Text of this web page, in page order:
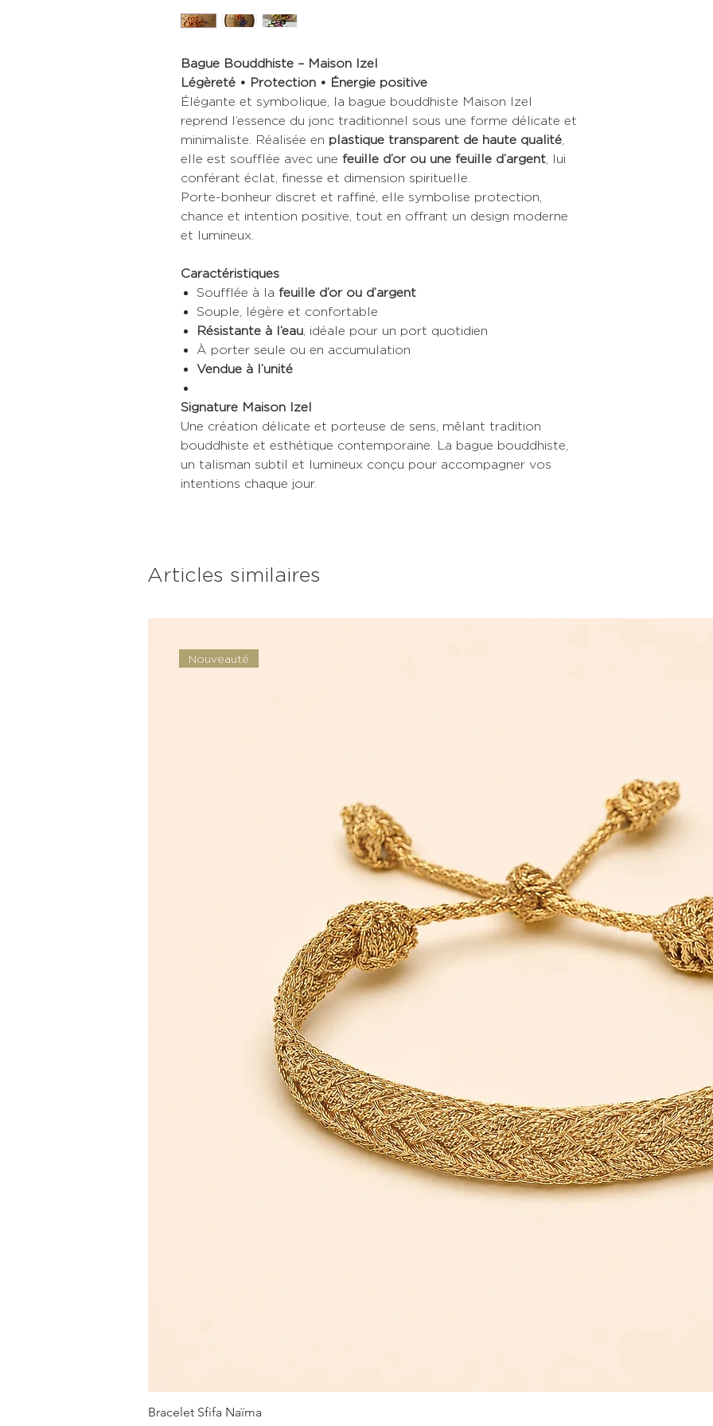
Bague Bouddhiste – Maison Izel
Légèreté • Protection • Énergie positive
Élégante et symbolique, la bague bouddhiste Maison Izel
reprend l’essence du jonc traditionnel sous une forme délicate et
minimaliste. Réalisée en plastique transparent de haute qualité
elle est soufflée avec une feuille d’or ou une feuille d’argent , lui
conférant éclat, finesse et dimension spirituelle.
Porte-bonheur discret et raffiné, elle symbolise protection,
chance et intention positive, tout en offrant un design moderne
et lumineux.
Caractéristiques
Soufflée à la feuille d’or ou d’argent
Souple, légère et confortable
Résistante à l’eau , idéale pour un port quotidien
À porter seule ou en accumulation
Vendue à l’unité
Signature Maison Izel
Une création délicate et porteuse de sens, mêlant tradition
bouddhiste et esthétique contemporaine. La bague bouddhiste,
un talisman subtil et lumineux conçu pour accompagner vos
intentions chaque jour.
Articles similaires
Nouveauté
Bracelet Sfifa Naïma